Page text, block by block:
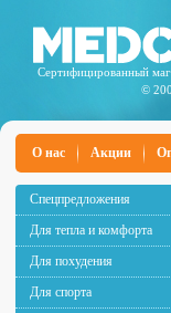
Сертифицированный
©
О нас Акции
Спецпредложения
Для тепла и комфорта
Для похудения
Для спорта